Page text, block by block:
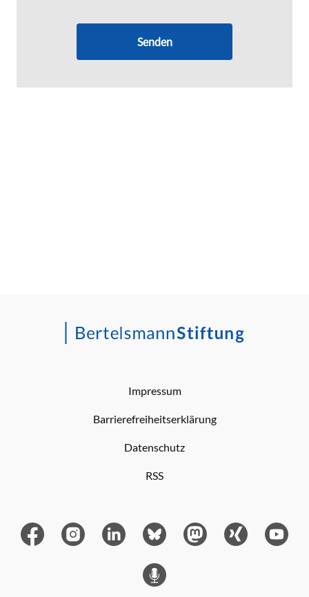
Senden
Impressum
Barrierefreiheitserklärung
Datenschutz
RSS